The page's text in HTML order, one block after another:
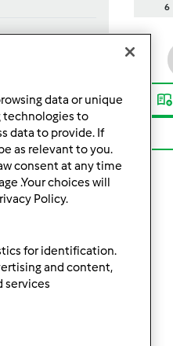
6
data or unique
technologies to
data to provide. If
as relevant to you.
consent at any time
.Your choices will
Policy.
for identification.
and content,
services